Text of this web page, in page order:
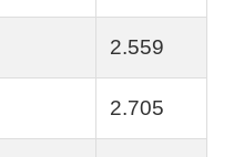
2.559
2.705